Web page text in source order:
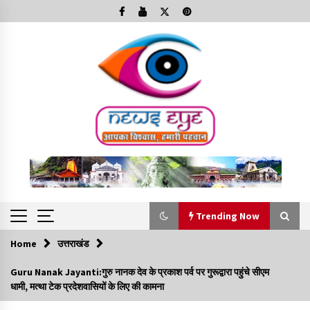
to
Trending Now
Trending Now
Minorities Rights Day : विश्व अल्पसंख्यक अधिकार दिवस
कार्यक्रम में शामिल हुए सीएम,आधुनिक मदरसों का नाम अब्दुल कलाम के नाम
Home उत्तराखंड
Guru Nanak Jayanti:गुरु नानक देव के प्रकाश पर्व पर गुरूद्वारा पहुंचे सीएम
धामी, मत्था टेक प्रदेशवासियों के लिए की कामना